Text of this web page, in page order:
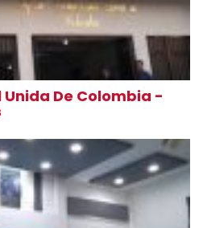
De Colombia -